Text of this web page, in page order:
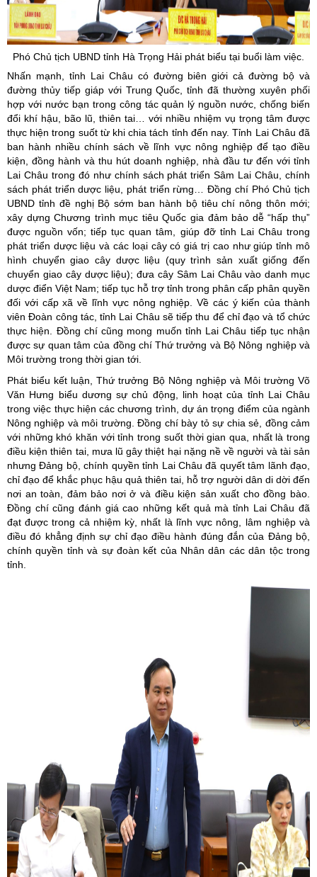
Phó Chủ tịch UBND tỉnh Hà Trọng Hải phát biểu tại buổi làm việc.
Nhấn mạnh, tỉnh Lai Châu có đường biên giới cả đường bộ và
đường thủy tiếp giáp với Trung Quốc, tỉnh đã thường xuyên phối
hợp với nước bạn trong công tác quản lý nguồn nước, chống biến
đổi khí hậu, bão lũ, thiên tai… với nhiều nhiệm vụ trọng tâm được
thực hiện trong suốt từ khi chia tách tỉnh đến nay. Tỉnh Lai Châu đã
ban hành nhiều chính sách về lĩnh vực nông nghiệp để tạo điều
kiện, đồng hành và thu hút doanh nghiệp, nhà đầu tư đến với tỉnh
Lai Châu trong đó như chính sách phát triển Sâm Lai Châu, chính
sách phát triển dược liệu, phát triển rừng… Đồng chí Phó Chủ tịch
UBND tỉnh đề nghị Bộ sớm ban hành bộ tiêu chí nông thôn mới;
xây dựng Chương trình mục tiêu Quốc gia đảm bảo dễ “hấp thụ”
được nguồn vốn; tiếp tục quan tâm, giúp đỡ tỉnh Lai Châu trong
phát triển dược liệu và các loại cây có giá trị cao như giúp tỉnh mô
hình chuyển giao cây dược liệu (quy trình sản xuất giống đến
chuyển giao cây dược liệu); đưa cây Sâm Lai Châu vào danh mục
dược điển Việt Nam; tiếp tục hỗ trợ tỉnh trong phân cấp phân quyền
đối với cấp xã về lĩnh vực nông nghiệp. Về các ý kiến của thành
viên Đoàn công tác, tỉnh Lai Châu sẽ tiếp thu để chỉ đạo và tổ chức
thực hiện. Đồng chí cũng mong muốn tỉnh Lai Châu tiếp tục nhận
được sự quan tâm của đồng chí Thứ trưởng và Bộ Nông nghiệp và
Môi trường trong thời gian tới.
Phát biểu kết luận, Thứ trưởng Bộ Nông nghiệp và Môi trường Võ
Văn Hưng biểu dương sự chủ động, linh hoạt của tỉnh Lai Châu
trong việc thực hiện các chương trình, dự án trọng điểm của ngành
Nông nghiệp và môi trường. Đồng chí bày tỏ sự chia sẻ, đồng cảm
với những khó khăn với tỉnh trong suốt thời gian qua, nhất là trong
điều kiện thiên tai, mưa lũ gây thiệt hại nặng nề về người và tài sản
nhưng Đảng bộ, chính quyền tỉnh Lai Châu đã quyết tâm lãnh đạo,
chỉ đạo để khắc phục hậu quả thiên tai, hỗ trợ người dân di dời đến
nơi an toàn, đảm bảo nơi ở và điều kiện sản xuất cho đồng bào.
Đồng chí cũng đánh giá cao những kết quả mà tỉnh Lai Châu đã
đạt được trong cả nhiệm kỳ, nhất là lĩnh vực nông, lâm nghiệp và
điều đó khẳng định sự chỉ đạo điều hành đúng đắn của Đảng bộ,
chính quyền tỉnh và sự đoàn kết của Nhân dân các dân tộc trong
tỉnh.